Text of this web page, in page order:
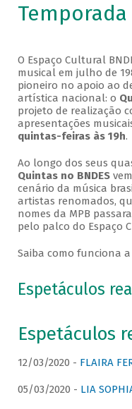
Temporada
O Espaço Cultural
musical em julho de
pioneiro no apoio ao
artística nacional: o
projeto de realização
apresentações
quintas-feiras às 19h.
Ao longo dos seus
Quintas no BNDES
cenário da música
artistas renomados,
nomes da MPB
pelo palco do Espaço
Saiba como funciona a
Espetáculos
Espetáculos
12/03/2020 - FLAIRA
05/03/2020 - LIA